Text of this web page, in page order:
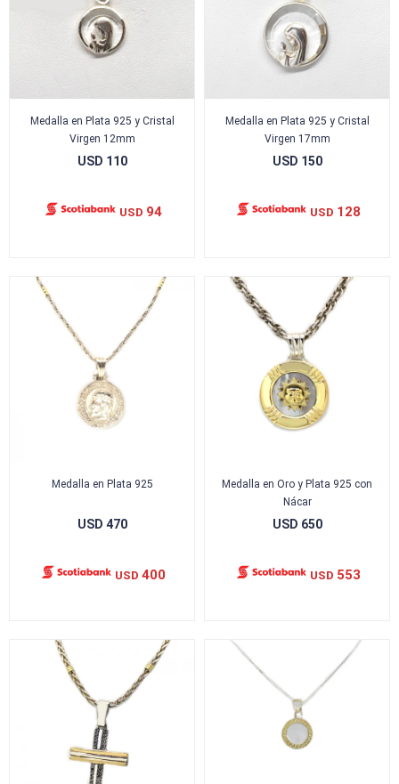
Medalla en Plata 925 y Cristal
Virgen 12mm
USD 110
USD 94
Medalla en Plata 925 y Cristal
Virgen 17mm
USD 150
USD 128
Medalla en Plata 925
USD 470
USD 400
Medalla en Oro y Plata 925 con
Nácar
USD 650
USD 553